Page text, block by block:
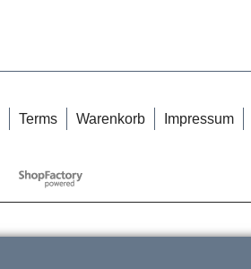
Terms Warenkorb Impressum
WebShop erstellt mit
ShopFactory Shop